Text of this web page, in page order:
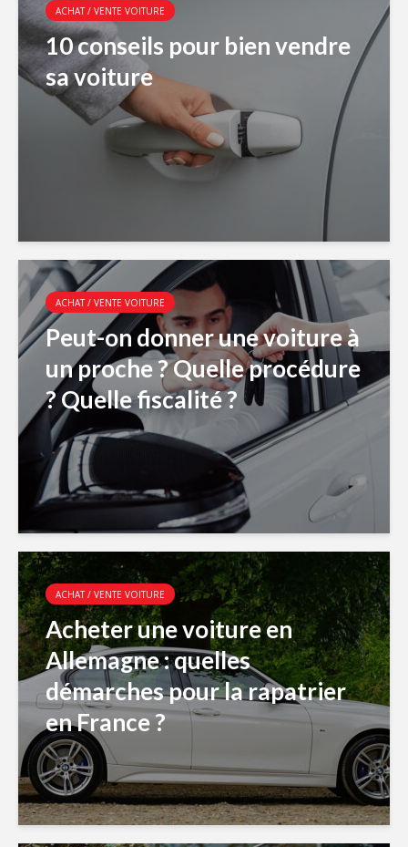
ACHAT / VENTE VOITURE
10 conseils pour bien vendre
sa voiture
ACHAT / VENTE VOITURE
Peut-on donner une voiture à
un proche ? Quelle procédure
? Quelle fiscalité ?
ACHAT / VENTE VOITURE
Acheter une voiture en
Allemagne : quelles
démarches pour la rapatrier
en France ?